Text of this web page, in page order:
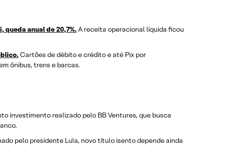
queda anual de 20,7%.A receita operacional líquida ficou
Cartões de débito e crédito e até Pix por
ônibus, trens e barcas.
investimento realizado pelo BB Ventures, que busca
pelo presidente Lula, novo título isento depende ainda